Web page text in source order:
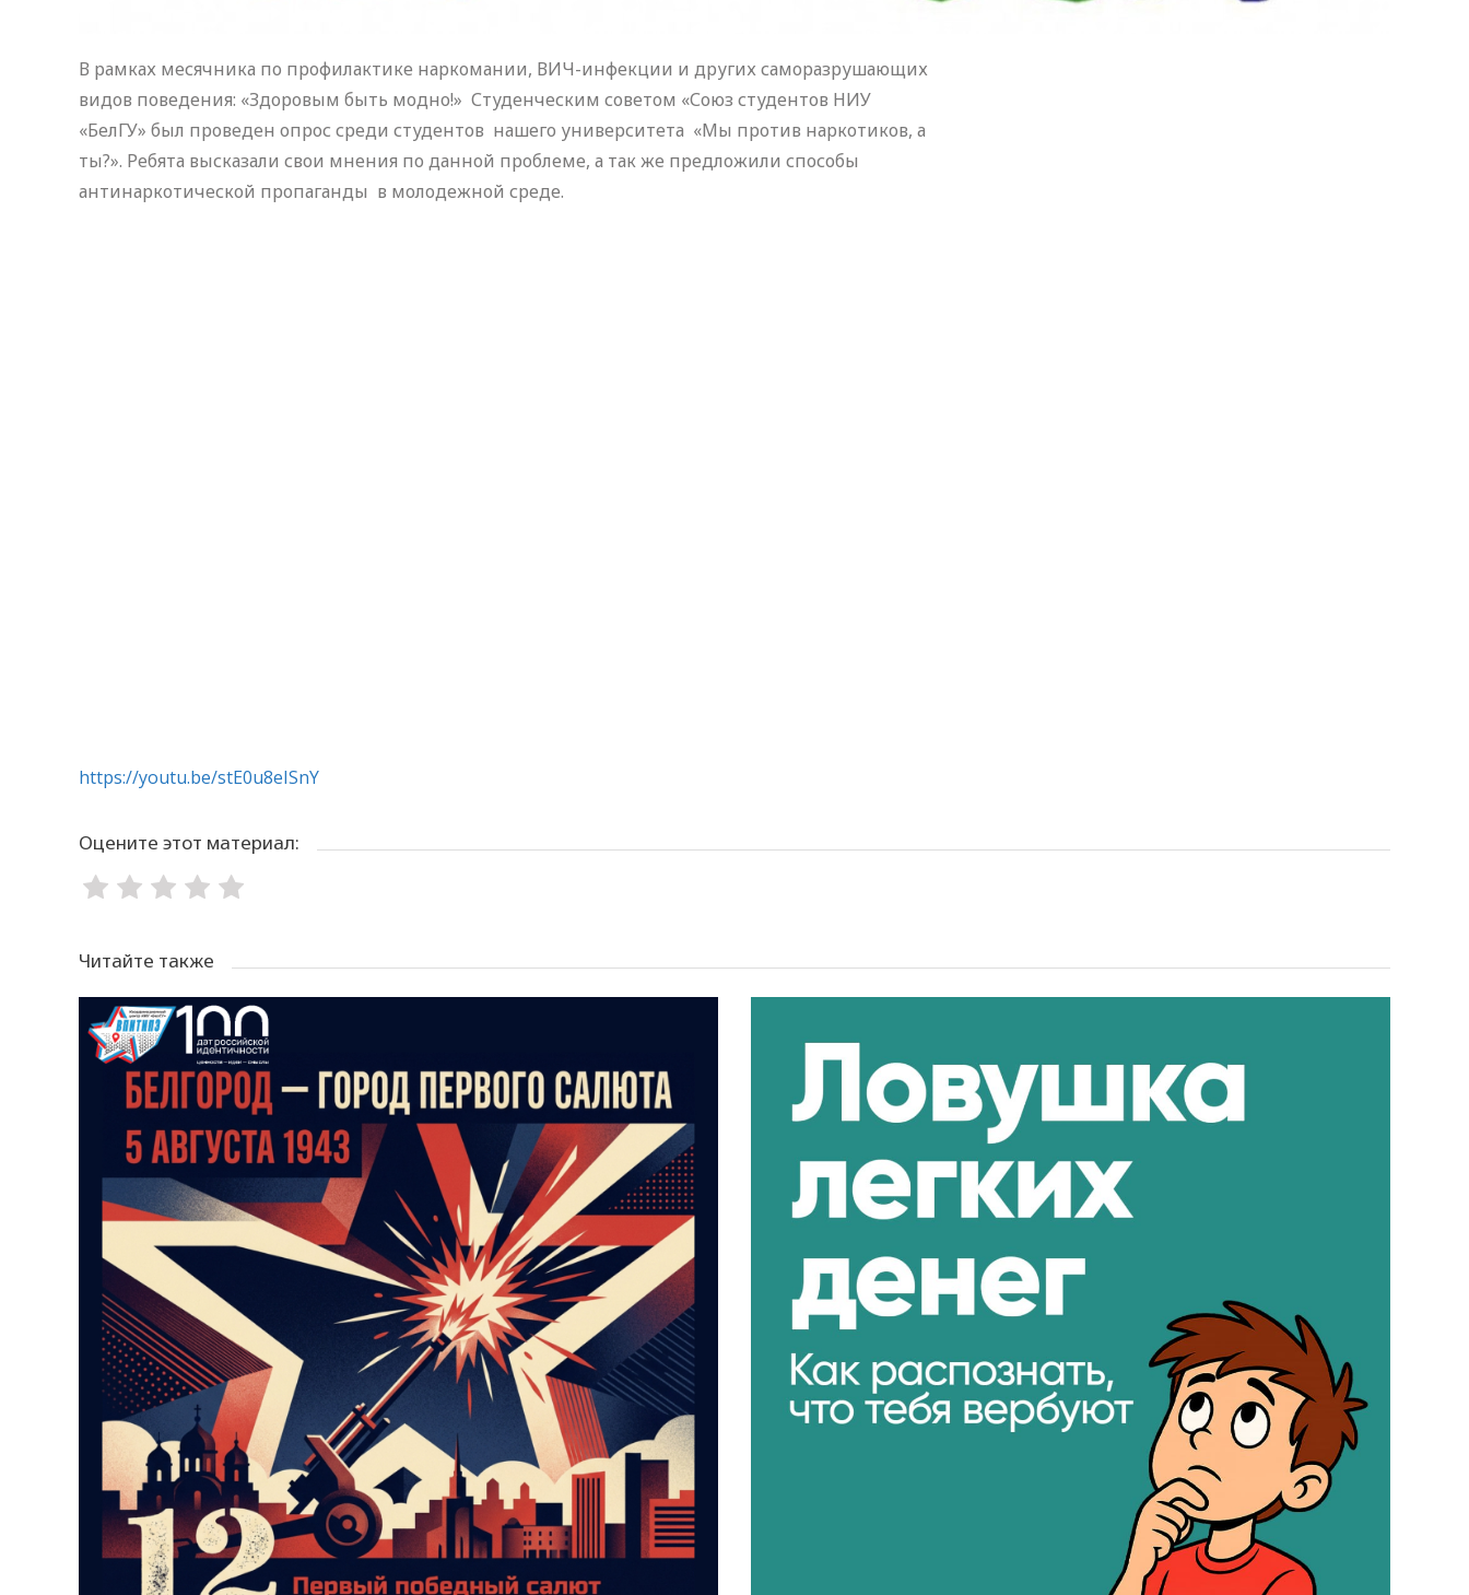
В рамках месячника по профилактике наркомании, ВИЧ-инфекции и других саморазрушающих
видов поведения: «Здоровым быть модно!» Студенческим советом «Союз студентов НИУ
«БелГУ» был проведен опрос среди студентов нашего университета «Мы против наркотиков, а
ты?». Ребята высказали свои мнения по данной проблеме, а так же предложили способы
антинаркотической пропаганды в молодежной среде.
https://youtu.be/stE0u8eISnY
Оцените этот материал:
Читайте также